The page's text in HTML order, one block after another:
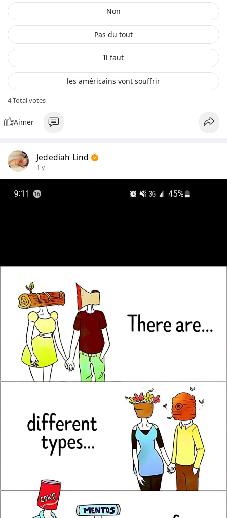
Non
Pas du tout
Il faut
les américains vont souffrir
4Total votes
Aimer
Jedediah Lind
1 y